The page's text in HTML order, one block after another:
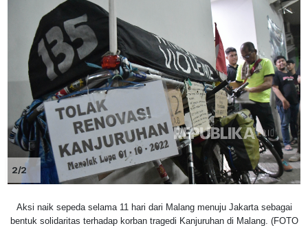
2/2
Aksi naik sepeda selama 11 hari dari Malang menuju Jakarta sebagai
bentuk solidaritas terhadap korban tragedi Kanjuruhan di Malang. (FOTO